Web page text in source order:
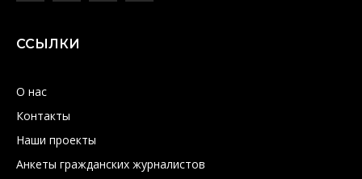
ССЫЛКИ
О нас
Контакты
Наши проекты
Анкеты гражданских журналистов